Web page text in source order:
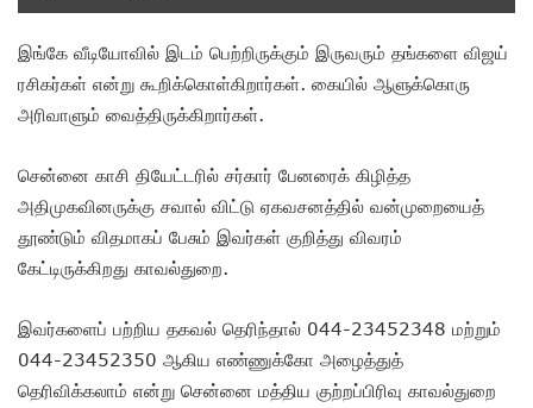
இங்கே வீடியோவில் இடம் பெற்றிருக்கும் இருவரும் தங்களை விஜய்
ரசிகர்கள் என்று கூறிக்கொள்கிறார்கள். கையில் ஆளுக்கொரு
அரிவாளும் வைத்திருக்கிறார்கள்.
சென்னை காசி தியேட்டரில் சர்கார் பேனரைக் கிழித்த
அதிமுகவினருக்கு சவால் விட்டு ஏகவசனத்தில் வன்முறையைத்
தூண்டும் விதமாகப் பேசும் இவர்கள் குறித்து விவரம்
கேட்டிருக்கிறது காவல்துறை.
இவர்களைப் பற்றிய தகவல் தெரிந்தால் 044-23452348 மற்றும்
044-23452350 ஆகிய எண்ணுக்கோ அழைத்துத்
தெரிவிக்கலாம் என்று சென்னை மத்திய குற்றப்பிரிவு காவல்துறை